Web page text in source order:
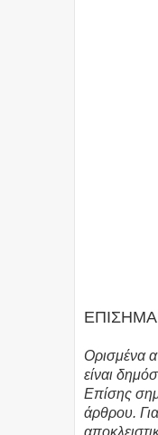
Ορισμένα
είναι
Επίσης
άρθρου.